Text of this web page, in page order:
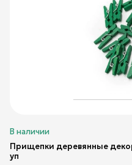
В наличии
Прищепки деревянные
уп